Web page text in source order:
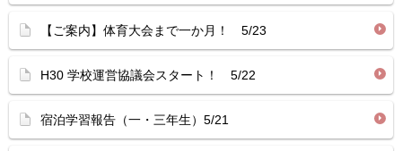
【ご案内】体育大会まで一か月！ 5/23
H30 学校運営協議会スタート！ 5/22
宿泊学習報告（一・三年生）5/21